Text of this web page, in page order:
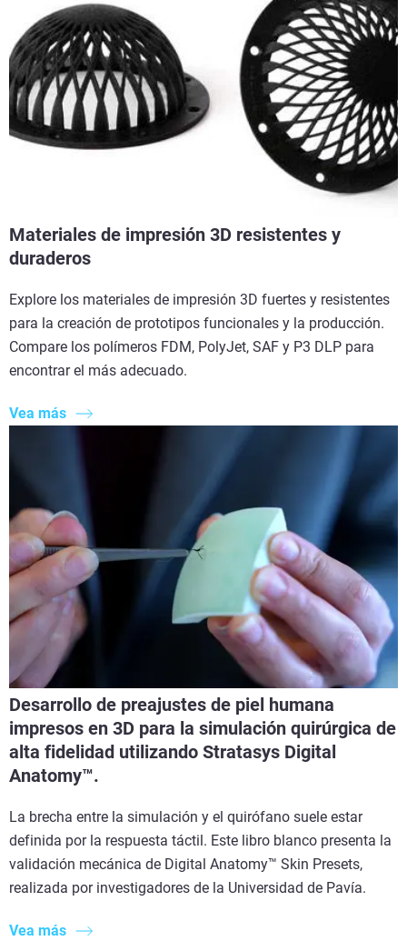
Materiales de impresión 3D resistentes y
duraderos
Explore los materiales de impresión 3D fuertes y resistentes
para la creación de prototipos funcionales y la producción.
Compare los polímeros FDM, PolyJet, SAF y P3 DLP para
encontrar el más adecuado.
Vea más
Desarrollo de preajustes de piel humana
impresos en 3D para la simulación quirúrgica de
alta fidelidad utilizando Stratasys Digital
Anatomy™.
La brecha entre la simulación y el quirófano suele estar
definida por la respuesta táctil. Este libro blanco presenta la
validación mecánica de Digital Anatomy™ Skin Presets,
realizada por investigadores de la Universidad de Pavía.
Vea más